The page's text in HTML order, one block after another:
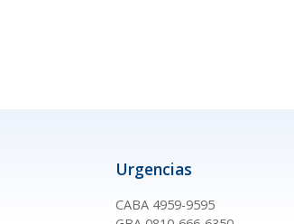
Urgencias
CABA 4959-9595